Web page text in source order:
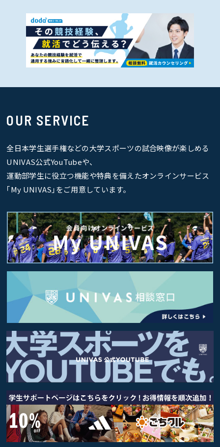
OUR SERVICE
全日本学生選手権などの大学スポーツの試合映像が楽しめる
UNIVAS公式YouTubeや、
運動部学生に役立つ機能や特典を備えたオンラインサービス
｢My UNIVAS｣をご用意しています。